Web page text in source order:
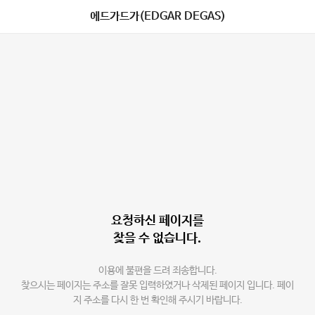
에드가드가(EDGAR DEGAS)
요청하신 페이지를
찾을 수 없습니다.
이용에 불편을 드려 죄송합니다.
찾으시는 페이지는 주소를 잘못 입력하였거나 삭제된 페이지 입니다. 페이
지 주소를 다시 한 번 확인해 주시기 바랍니다.